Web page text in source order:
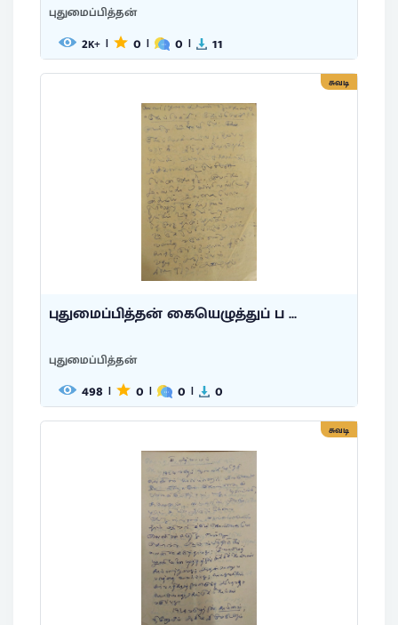
புதுமைப்பித்தன்
2K+ | 0 | 0 | 11
சுவடி
புதுமைப்பித்தன் கையெழுத்துப் ப ...
புதுமைப்பித்தன்
498 | 0 | 0 | 0
சுவடி